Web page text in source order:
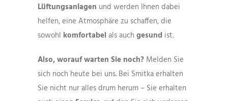
Lüftungsanlagen und werden Ihnen dabei
helfen, eine Atmosphäre zu schaffen, die
sowohl komfortabelals auch gesund ist.
Also, worauf warten Sie noch? Melden Sie
sich noch heute bei uns. Bei Smitka erhalten
Sie nicht nur alles drum herum – Sie erhalten